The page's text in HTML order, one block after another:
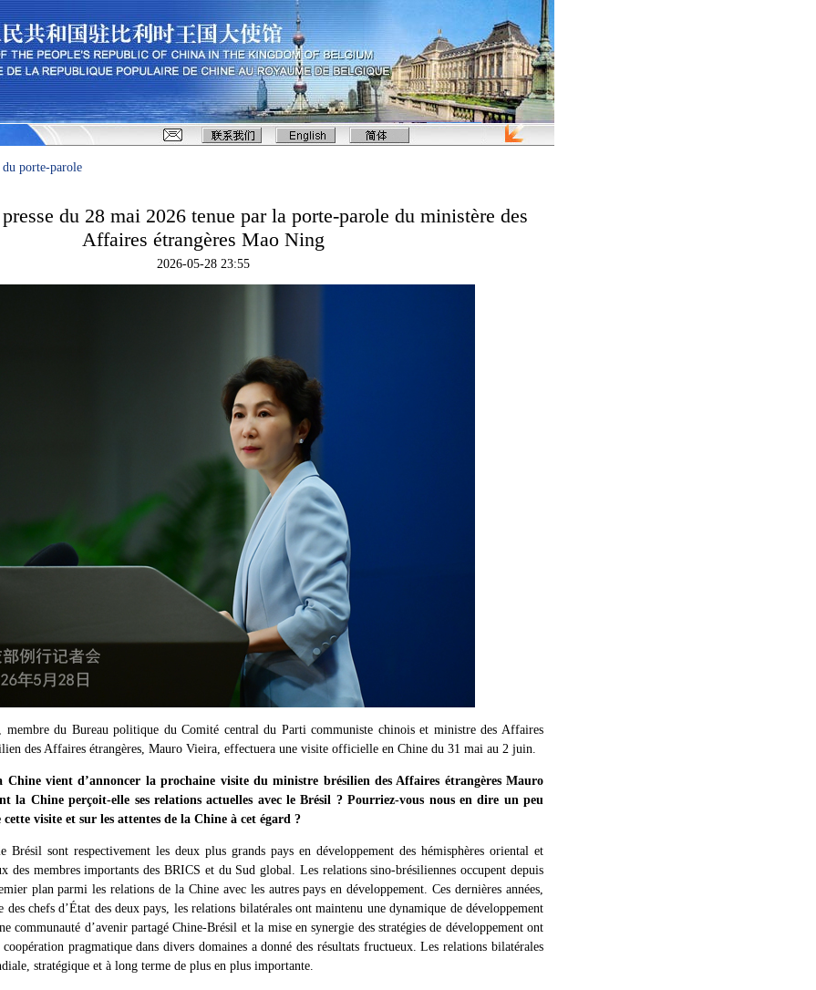
porte-parole
du 28 mai 2026 tenue par la porte-parole du ministère des
Affaires étrangères Mao Ning
2026-05-28 23:55
du Bureau politique du Comité central du Parti communiste chinois et ministre des Affaires
des Affaires étrangères, Mauro Vieira, effectuera une visite officielle en Chine du 31 mai au 2 juin.
vient d’annoncer la prochaine visite du ministre brésilien des Affaires étrangères Mauro
la Chine perçoit-elle ses relations actuelles avec le Brésil ? Pourriez-vous nous en dire un peu
visite et sur les attentes de la Chine à cet égard ?
sont respectivement les deux plus grands pays en développement des hémisphères oriental et
des membres importants des BRICS et du Sud global. Les relations sino-brésiliennes occupent depuis
plan parmi les relations de la Chine avec les autres pays en développement. Ces dernières années,
des chefs d’État des deux pays, les relations bilatérales ont maintenu une dynamique de développement
communauté d’avenir partagé Chine-Brésil et la mise en synergie des stratégies de développement ont
coopération pragmatique dans divers domaines a donné des résultats fructueux. Les relations bilatérales
stratégique et à long terme de plus en plus importante.